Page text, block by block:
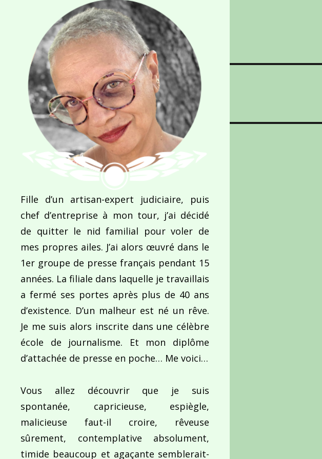
Navigation
l’article
Bonne fête les Daronnes !
Fille d’un artisan-expert judiciaire, puis
chef d’entreprise à mon tour, j’ai décidé
de quitter le nid familial pour voler de
mes propres ailes. J’ai alors œuvré dans le
1er groupe de presse français pendant 15
années. La filiale dans laquelle je travaillais
a fermé ses portes après plus de 40 ans
d’existence. D’un malheur est né un rêve.
Je me suis alors inscrite dans une célèbre
école de journalisme. Et mon diplôme
d’attachée de presse en poche… Me voici…
Vous allez découvrir que je suis
spontanée, capricieuse, espiègle,
malicieuse faut-il croire, rêveuse
sûrement, contemplative absolument,
timide beaucoup et agaçante semblerait-